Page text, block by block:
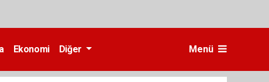
Ekonomi Diğer Menü